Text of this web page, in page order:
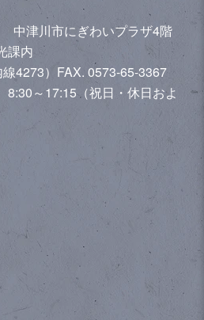
中津川市にぎわいプラザ4階
課内
4273） FAX. 0573-65-3367
～17:15（祝日・休日およ